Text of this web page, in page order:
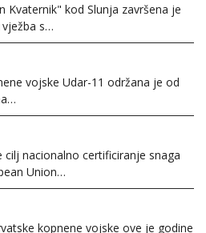
Kvaternik" kod Slunja završena je
vježba s…
vojske Udar-11 održana je od
cilj nacionalno certificiranje snaga
Union…
kopnene vojske ove je godine